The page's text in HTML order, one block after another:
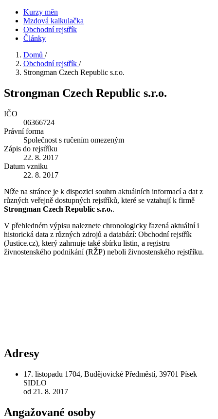
Kurzy měn
Mzdová kalkulačka
Obchodní rejstřík
Články
Domů /
Obchodní rejstřík /
Strongman Czech Republic s.r.o.
Strongman Czech Republic s.r.o.
IČO
06366724
Právní forma
Společnost s ručením omezeným
Zápis do rejstříku
22. 8. 2017
Datum vzniku
22. 8. 2017
Níže na stránce je k dispozici souhrn aktuálních informací a dat z
různých veřejně dostupných rejstříků, které se vztahují k firmě
Strongman Czech Republic s.r.o..
V přehledném výpisu naleznete chronologicky řazená aktuální i
historická data z různých zdrojů a databází: Obchodní rejstřík
(Justice.cz), který zahrnuje také sbírku listin, a registru
živnostenského podnikání (RŽP) neboli živnostenského rejstříku.
Adresy
17. listopadu 1704, Budějovické Předměstí, 39701 Písek
SIDLO
od 21. 8. 2017
Angažované osoby